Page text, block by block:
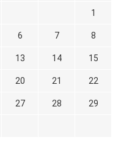
1
6 7 8
13 14 15
20 21 22
27 28 29